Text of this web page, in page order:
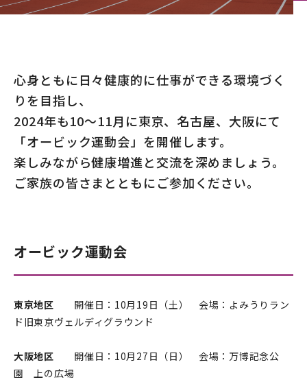
心身ともに日々健康的に仕事ができる環境づく
りを目指し、
2024年も10～11月に東京、名古屋、大阪にて
「オービック運動会」を開催します。
楽しみながら健康増進と交流を深めましょう。
ご家族の皆さまとともにご参加ください。
オービック運動会
東京地区 開催日：10月19日（土） 会場：よみうりラン
ド旧東京ヴェルディグラウンド
大阪地区 開催日：10月27日（日） 会場：万博記念公
園 上の広場